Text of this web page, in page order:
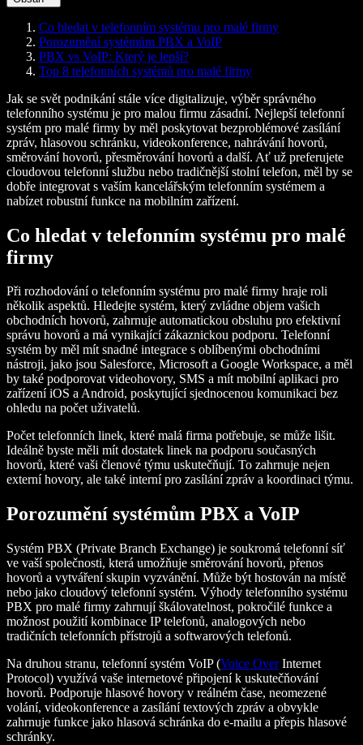
Co hledat v telefonním systému pro malé firmy
Porozumění systémům PBX a VoIP
PBX vs VoIP: Který je lepší?
Top 8 telefonních systémů pro malé firmy
Jak se svět podnikání stále více digitalizuje, výběr správného
telefonního systému je pro malou firmu zásadní. Nejlepší telefonní
systém pro malé firmy by měl poskytovat bezproblémové zasílání
zpráv, hlasovou schránku, videokonference, nahrávání hovorů,
směrování hovorů, přesměrování hovorů a další. Ať už preferujete
cloudovou telefonní službu nebo tradičnější stolní telefon, měl by se
dobře integrovat s vaším kancelářským telefonním systémem a
nabízet robustní funkce na mobilním zařízení.
Co hledat v telefonním systému pro malé
firmy
Při rozhodování o telefonním systému pro malé firmy hraje roli
několik aspektů. Hledejte systém, který zvládne objem vašich
obchodních hovorů, zahrnuje automatickou obsluhu pro efektivní
správu hovorů a má vynikající zákaznickou podporu. Telefonní
systém by měl mít snadné integrace s oblíbenými obchodními
nástroji, jako jsou Salesforce, Microsoft a Google Workspace, a měl
by také podporovat videohovory, SMS a mít mobilní aplikaci pro
zařízení iOS a Android, poskytující sjednocenou komunikaci bez
ohledu na počet uživatelů.
Počet telefonních linek, které malá firma potřebuje, se může lišit.
Ideálně byste měli mít dostatek linek na podporu současných
hovorů, které vaši členové týmu uskutečňují. To zahrnuje nejen
externí hovory, ale také interní pro zasílání zpráv a koordinaci týmu.
Porozumění systémům PBX a VoIP
Systém PBX (Private Branch Exchange) je soukromá telefonní síť
ve vaší společnosti, která umožňuje směrování hovorů, přenos
hovorů a vytváření skupin vyzvánění. Může být hostován na místě
nebo jako cloudový telefonní systém. Výhody telefonního systému
PBX pro malé firmy zahrnují škálovatelnost, pokročilé funkce a
možnost použití kombinace IP telefonů, analogových nebo
tradičních telefonních přístrojů a softwarových telefonů.
Na druhou stranu, telefonní systém VoIP (Voice OverInternet
Protocol) využívá vaše internetové připojení k uskutečňování
hovorů. Podporuje hlasové hovory v reálném čase, neomezené
volání, videokonference a zasílání textových zpráv a obvykle
zahrnuje funkce jako hlasová schránka do e-mailu a přepis hlasové
schránky.